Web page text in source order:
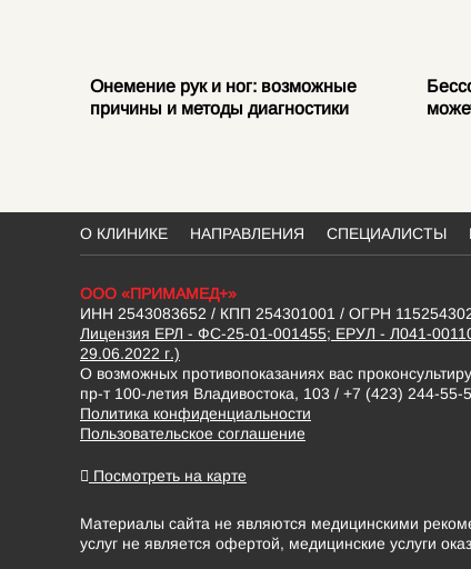
Онемение рук и ног: возможные
причины и методы диагностики
О КЛИНИКЕ НАПРАВЛЕНИЯ СПЕЦИАЛИСТЫ
ООО «ПРИМАМЕД+»
ИНН 2543083652 / КПП 254301001 / ОГРН
Лицензия ЕРЛ - ФС-25-01-001455; ЕРУЛ - Л041-
29.06.2022 г.)
О возможных противопоказаниях вас
пр-т 100-летия Владивостока, 103 / +7 (423) 244-55-
Политика конфиденциальности
Пользовательское соглашение
Посмотреть на карте
Материалы сайта не являются медицинскими
услуг не является офертой, медицинские услуги